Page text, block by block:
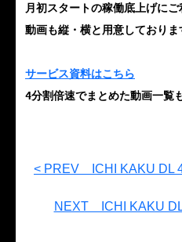
月初スタートの稼働底上げにご
動画も縦・横と用意しておりま
サービス資料はこちら
4分割倍速でまとめた動画一覧
< PREV ICHI KAKU DL
NEXT ICHI KAKU